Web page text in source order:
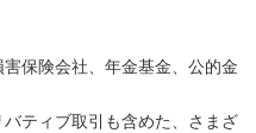
保険会社、年金基金、公的金
ティブ取引も含めた、さまざ